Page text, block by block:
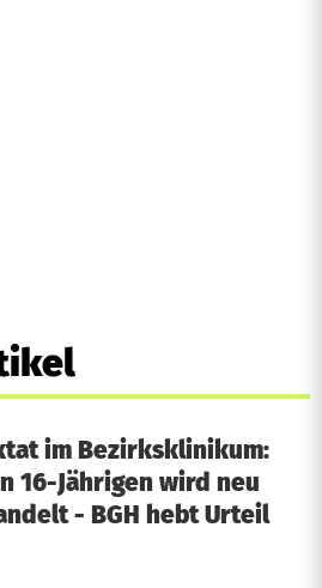
im Bezirksklinikum:
16-Jährigen wird neu
- BGH hebt Urteil